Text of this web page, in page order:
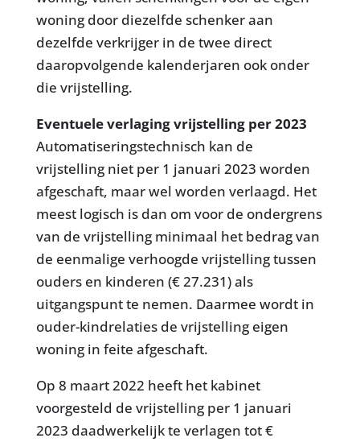
woning door diezelfde schenker aan
dezelfde verkrijger in de twee direct
daaropvolgende kalenderjaren ook onder
die vrijstelling.
Eventuele verlaging vrijstelling per 2023
Automatiseringstechnisch kan de
vrijstelling niet per 1 januari 2023 worden
afgeschaft, maar wel worden verlaagd. Het
meest logisch is dan om voor de ondergrens
van de vrijstelling minimaal het bedrag van
de eenmalige verhoogde vrijstelling tussen
ouders en kinderen (€ 27.231) als
uitgangspunt te nemen. Daarmee wordt in
ouder-kindrelaties de vrijstelling eigen
woning in feite afgeschaft.
Op 8 maart 2022 heeft het kabinet
voorgesteld de vrijstelling per 1 januari
2023 daadwerkelijk te verlagen tot €